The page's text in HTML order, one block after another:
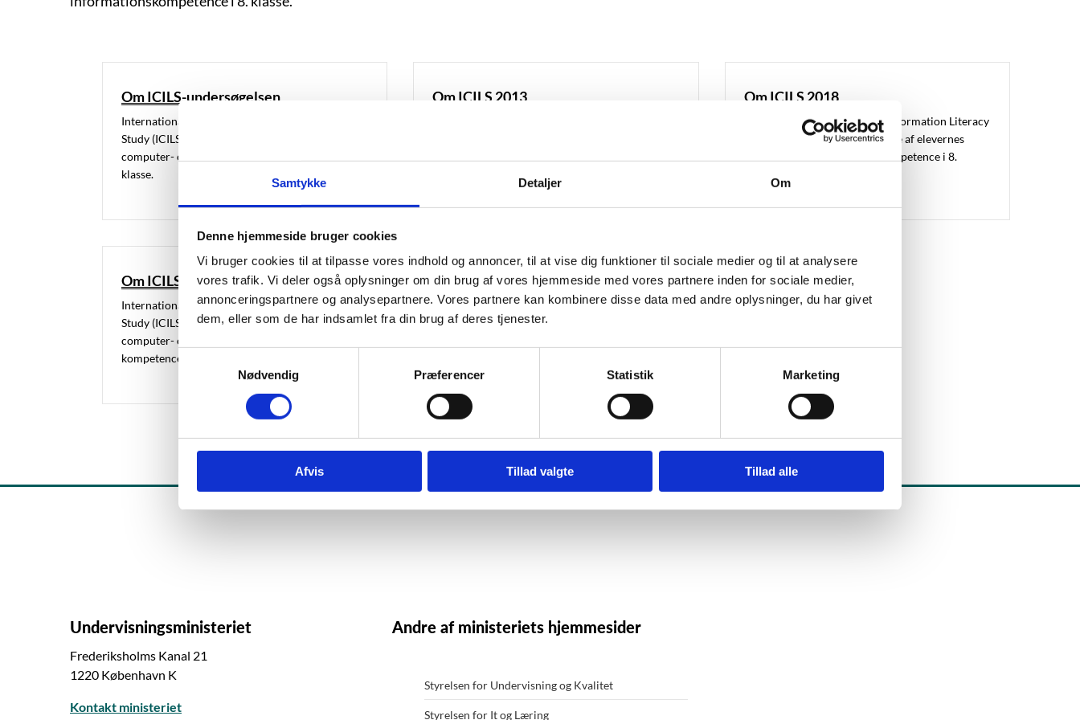
Samtykke Detaljer Om
Denne hjemmeside bruger cookies
Vi bruger cookies til at tilpasse vores indhold og annoncer, til at vise dig funktioner til sociale medier og til at analysere
vores trafik. Vi deler også oplysninger om din brug af vores hjemmeside med vores partnere inden for sociale medier,
annonceringspartnere og analysepartnere. Vores partnere kan kombinere disse data med andre oplysninger, du har givet
dem, eller som de har indsamlet fra din brug af deres tjenester.
S
e
v
Nødvendig Præferencer Statistik Marketing
Afvis Tillad valgte Tillad alle
Om ICILS-undersøgelsen
International Computer and Information Literacy
Study (ICILS) er en undersøgelse af elevernes
computer- og informationskompetence i 8.
klasse.
Om ICILS 2013 Om ICILS 2018
International Computer and Information Literacy
Study (ICILS) er en undersøgelse af elevernes
computer- og informationskompetence i 8.
Om ICILS 2023
International Computer and Information Literacy
Study (ICILS) undersøger 8. klasse elevers
computer- og informationskompetence samt
kompetencer i datalogisk tænkning.
Om ICILS Teacher Panel
ICILS TP (International Computer and
Information Literacy Study – Teacher Panel)
Undervisningsministeriet
Frederiksholms Kanal 21
1220 København K
Kontakt ministeriet
Andre af ministeriets hjemmesider
Styrelsen for Undervisning og Kvalitet
Styrelsen for It og Læring